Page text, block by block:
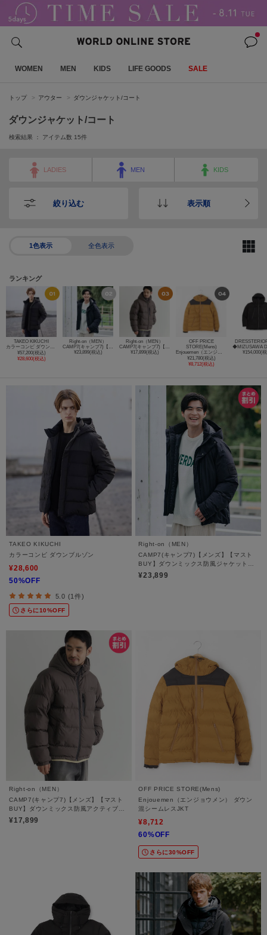
WOMEN MEN KIDS LIFE GOODS SALE
トップ アウター ダウンジャケット/コート
ダウンジャケット/コート
検索結果 ： アイテム数 15件
LADIES MEN KIDS
絞り込む 表示順
1色表示 全色表示
ランキング
TAKEO KIKUCHI
¥57,200(税込)
¥28,600(税込)
Right-on（MEN）
¥23,899(税込)
Right-on（MEN）
¥17,899(税込)
OFF PRICE
STORE(Mens)
¥21,780(税込)
¥8,712(税込)
¥154,000(
TAKEO KIKUCHI
カラーコンビ ダウンブルゾン
¥28,600
50%OFF
5.0 (1件)
さらに10%OFF
Right-on（MEN）
CAMP7(キャンプ7)【メンズ】【マスト
BUY】ダウンミックス防風ジャケット
（耐久撥水・保温・防風）
¥23,899
Right-on（MEN）
CAMP7(キャンプ7)【メンズ】【マスト
BUY】ダウンミックス防風アクティブジ
ャケット（耐久撥水・保温・防風）
¥17,899
OFF PRICE STORE(Mens)
Enjouemen（エンジョウメン） ダウン
混シームレスJKT
¥8,712
60%OFF
さらに30%OFF